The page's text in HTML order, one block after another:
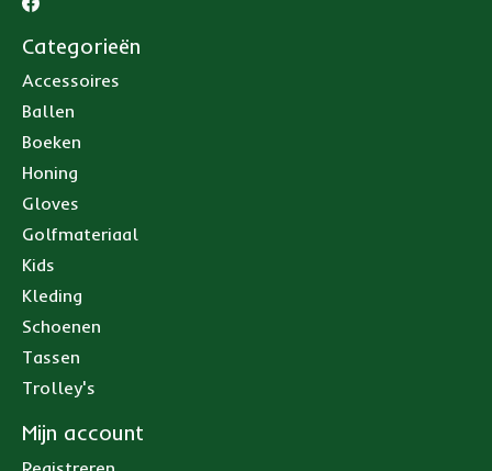
Categorieën
Accessoires
Ballen
Boeken
Honing
Gloves
Golfmateriaal
Kids
Kleding
Schoenen
Tassen
Trolley's
Mijn account